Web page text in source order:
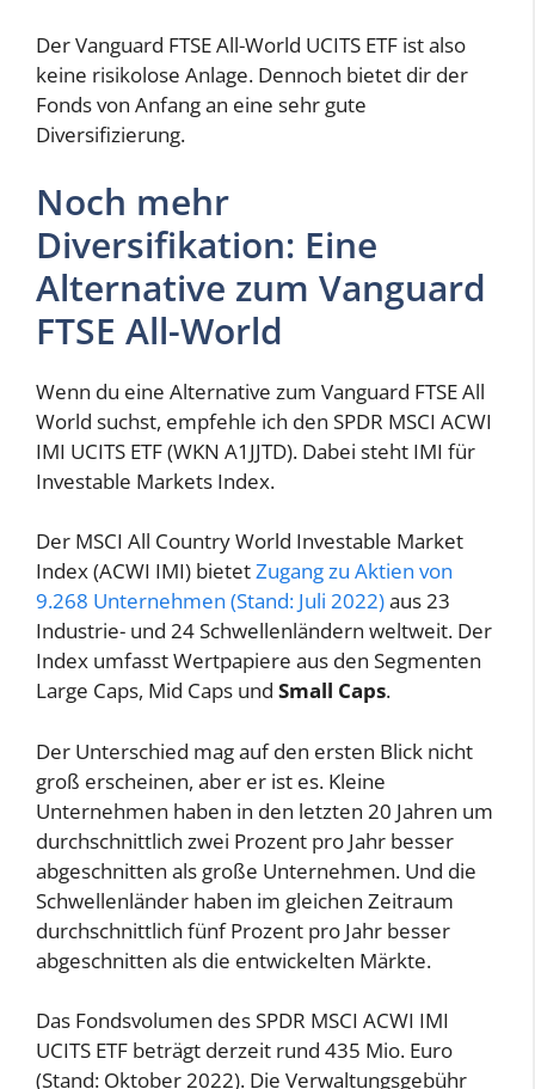
Der Vanguard FTSE All-World UCITS ETF ist also
keine risikolose Anlage. Dennoch bietet dir der
Fonds von Anfang an eine sehr gute
Diversifizierung.
Noch mehr
Diversifikation: Eine
Alternative zum Vanguard
FTSE All-World
Wenn du eine Alternative zum Vanguard FTSE All
World suchst, empfehle ich den SPDR MSCI ACWI
IMI UCITS ETF (WKN A1JJTD). Dabei steht IMI für
Investable Markets Index.
Der MSCI All Country World Investable Market
Index (ACWI IMI) bietetZugang zu Aktien von
9.268 Unternehmen (Stand: Juli 2022)aus 23
Industrie- und 24 Schwellenländern weltweit. Der
Index umfasst Wertpapiere aus den Segmenten
Large Caps, Mid Caps und Small Caps.
Der Unterschied mag auf den ersten Blick nicht
groß erscheinen, aber er ist es. Kleine
Unternehmen haben in den letzten 20 Jahren um
durchschnittlich zwei Prozent pro Jahr besser
abgeschnitten als große Unternehmen. Und die
Schwellenländer haben im gleichen Zeitraum
durchschnittlich fünf Prozent pro Jahr besser
abgeschnitten als die entwickelten Märkte.
Das Fondsvolumen des SPDR MSCI ACWI IMI
UCITS ETF beträgt derzeit rund 435 Mio. Euro
(Stand: Oktober 2022). Die Verwaltungsgebühr